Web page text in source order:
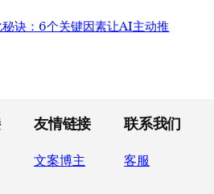
诀：6个关键因素让AI主动推
友情链接
文案博主
联系我们
客服